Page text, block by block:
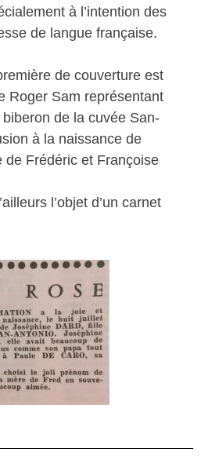
à l’intention des
de langue française.
de couverture est
Roger Sam représentant
de la cuvée San-
à la naissance de
de Frédéric et Françoise
l’objet d’un carnet